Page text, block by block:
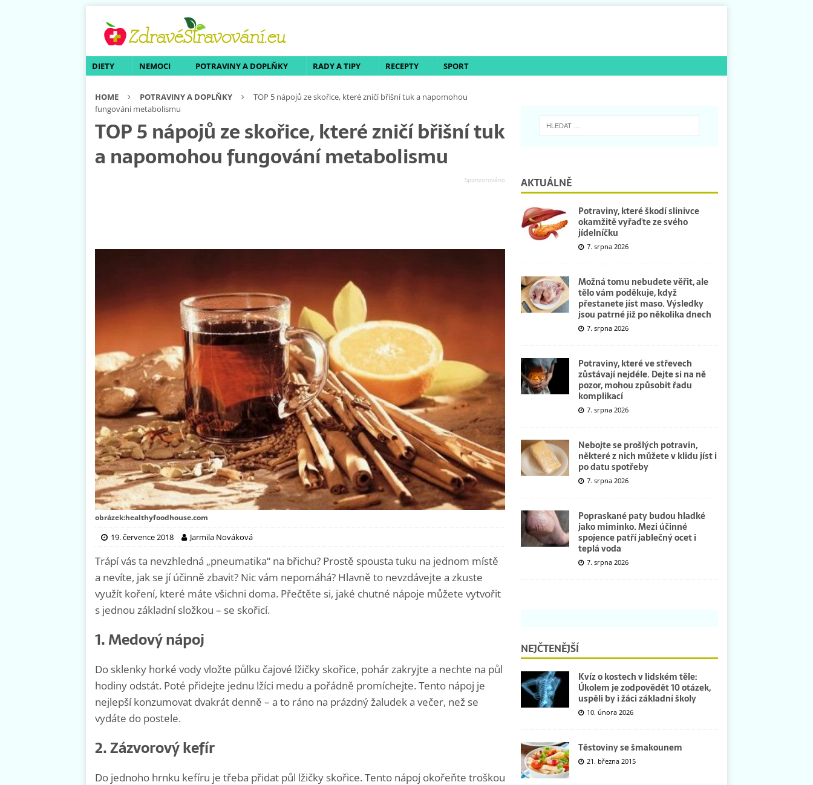
DIETY NEMOCI POTRAVINY A DOPLŇKY RADY A TIPY RECEPTY SPORT
HOME POTRAVINY A DOPLŇKY
TOP 5 nápojů ze skořice, které zničí břišní tuk a napomohou
fungování metabolismu
TOP 5 nápojů ze skořice, které zničí břišní tuk
a napomohou fungování metabolismu
obrázek:healthyfoodhouse.com
19. července 2018 Jarmila Nováková
Trápí vás ta nevzhledná „pneumatika“ na břichu? Prostě spousta tuku na jednom místě
a nevíte, jak se jí účinně zbavit? Nic vám nepomáhá? Hlavně to nevzdávejte a zkuste
využít koření, které máte všichni doma. Přečtěte si, jaké chutné nápoje můžete vytvořit
s jednou základní složkou – se skořicí.
1. Medový nápoj
Do sklenky horké vody vložte půlku čajové lžičky skořice, pohár zakryjte a nechte na půl
hodiny odstát. Poté přidejte jednu lžíci medu a pořádně promíchejte. Tento nápoj je
nejlepší konzumovat dvakrát denně – a to ráno na prázdný žaludek a večer, než se
vydáte do postele.
2. Zázvorový kefír
Do jednoho hrnku kefíru je třeba přidat půl lžičky skořice. Tento nápoj okořeňte troškou
AKTUÁLNĚ
Potraviny, které škodí slinivce
okamžitě vyřaďte ze svého
jídelníčku
7. srpna 2026
Možná tomu nebudete věřit, ale
tělo vám poděkuje, když
přestanete jíst maso. Výsledky
jsou patrné již po několika dnech
7. srpna 2026
Potraviny, které ve střevech
zůstávají nejdéle. Dejte si na ně
pozor, mohou způsobit řadu
komplikací
7. srpna 2026
Nebojte se prošlých potravin,
některé z nich můžete v klidu jíst i
po datu spotřeby
7. srpna 2026
Popraskané paty budou hladké
jako miminko. Mezi účinné
spojence patří jablečný ocet i
teplá voda
7. srpna 2026
NEJČTENĚJŠÍ
Kvíz o kostech v lidském těle:
Úkolem je zodpovědět 10 otázek,
uspěli by i žáci základní školy
10. února 2026
Těstoviny se šmakounem
21. března 2015